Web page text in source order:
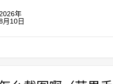
2026年
月10日